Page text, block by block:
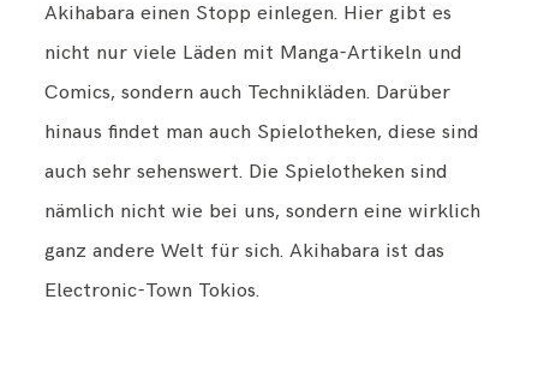
Akihabara einen Stopp einlegen. Hier gibt es
nicht nur viele Läden mit Manga-Artikeln und
Comics, sondern auch Technikläden. Darüber
hinaus findet man auch Spielotheken, diese sind
auch sehr sehenswert. Die Spielotheken sind
nämlich nicht wie bei uns, sondern eine wirklich
ganz andere Welt für sich. Akihabara ist das
Electronic-Town Tokios.